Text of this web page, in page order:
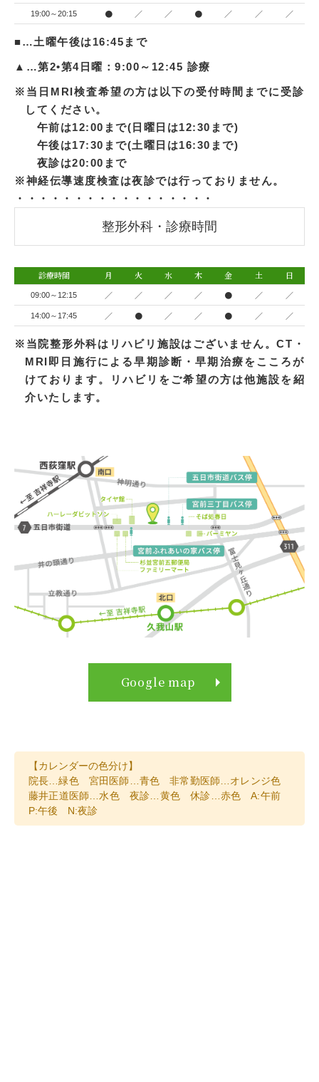
19:00～20:15 ● ／ ／ ● ／ ／ ／
■…土曜午後は16:45まで
▲…第2•第4日曜：9:00～12:45 診療
※当日MRI検査希望の方は以下の受付時間までに受診
してください。
午前は12:00まで(日曜日は12:30まで)
午後は17:30まで(土曜日は16:30まで)
夜診は20:00まで
※神経伝導速度検査は夜診では行っておりません。
・・・・・・・・・・・・・・・・・
整形外科・診療時間
診療時間 月 火 水 木 金 土 日
09:00～12:15 ／ ／ ／ ／ ● ／ ／
14:00～17:45 ／ ● ／ ／ ● ／ ／
※当院整形外科はリハビリ施設はございません。CT・
MRI即日施行による早期診断・早期治療をこころが
けております。リハビリをご希望の方は他施設を紹
介いたします。
Google map
【カレンダーの色分け】
院長…緑色 宮田 医師…青色 非常勤医師…オレンジ色
藤井正道医師…水色 夜診…黄色 休診…赤色 A:午前
P:午後 N:夜診